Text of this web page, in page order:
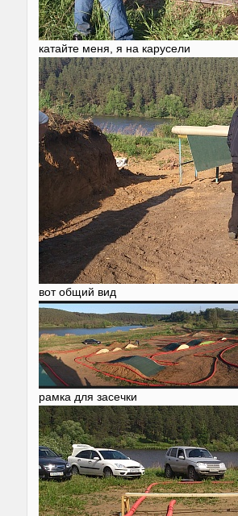
катайте меня, я на карусели
вот общий вид
рамка для засечки